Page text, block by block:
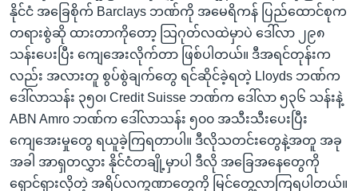
နိုင်ငံ အခြေစိုက် Barclays ဘဏ်ကို အမေရိကန် ပြည်ထောင်စုက
တရားစွဲဆို ထားတာကိုတော့ သြဂုတ်လထဲမှာပဲ ဒေါ်လာ ၂၉၈
သန်းပေးပြီး ကျေအေးလိုက်တာ ဖြစ်ပါတယ်။ ဒီအရင်တုန်းက
လည်း အလားတူ စွပ်စွဲချက်တွေ ရင်ဆိုင်ခဲ့ရတဲ့ Lloyds ဘဏ်က
ဒေါ်လာသန်း ၃၅၀၊ Credit Suisse ဘဏ်က ဒေါ်လာ ၅၃၆ သန်းနဲ့
ABN Amro ဘဏ်က ဒေါ်လာသန်း ၅၀၀ အသီးသီးပေးပြီး
ကျေအေးမှုတွေ ရယူခဲ့ကြရတာပါ။ ဒီလိုသတင်းတွေနဲ့အတူ အခု
အခါ အာရှတလွှား နိုင်ငံတချို့မှာပါ ဒီလို အခြေအနေတွေကို
ရှောင်ရှားလိုတဲ့ အရိပ်လက္ခဏာတွေကို မြင်တွေ့လာကြရပါတယ်။